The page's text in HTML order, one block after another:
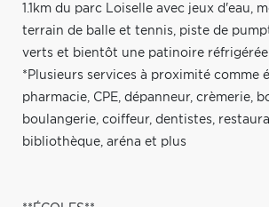
1.1km du parc Loiselle avec jeux d'eau,
terrain de balle et tennis, piste de
verts et bientôt une patinoire
*Plusieurs services à proximité comme
pharmacie, CPE, dépanneur, crèmerie,
boulangerie, coiffeur, dentistes,
bibliothèque, aréna et plus